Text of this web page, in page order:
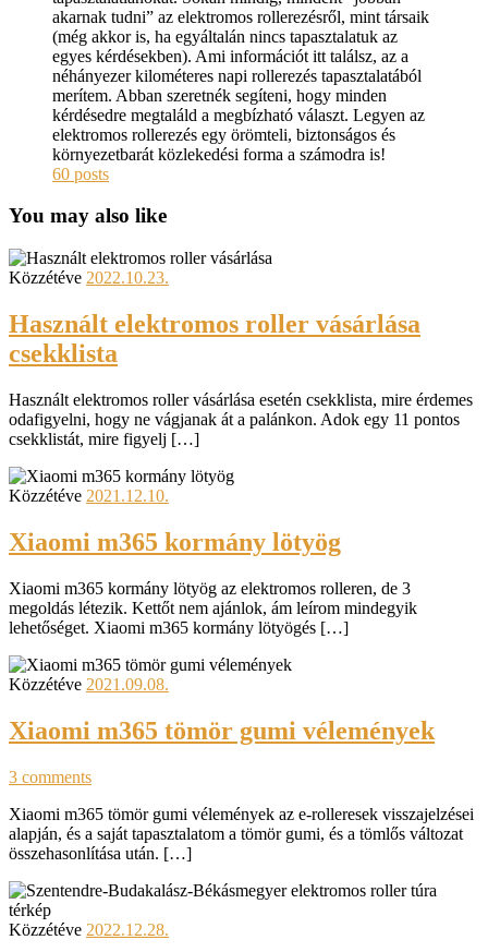
akarnak tudni” az elektromos rollerezésről, mint társaik
(még akkor is, ha egyáltalán nincs tapasztalatuk az
egyes kérdésekben). Ami információt itt találsz, az a
néhányezer kilométeres napi rollerezés tapasztalatából
merítem. Abban szeretnék segíteni, hogy minden
kérdésedre megtaláld a megbízható választ. Legyen az
elektromos rollerezés egy örömteli, biztonságos és
környezetbarát közlekedési forma a számodra is!
60 posts
You may also like
Közzétéve 2022.10.23.
Használt elektromos roller vásárlása
csekklista
Használt elektromos roller vásárlása esetén csekklista, mire érdemes
odafigyelni, hogy ne vágjanak át a palánkon. Adok egy 11 pontos
csekklistát, mire figyelj […]
Közzétéve 2021.12.10.
Xiaomi m365 kormány lötyög
Xiaomi m365 kormány lötyög az elektromos rolleren, de 3
megoldás létezik. Kettőt nem ajánlok, ám leírom mindegyik
lehetőséget. Xiaomi m365 kormány lötyögés […]
Közzétéve 2021.09.08.
Xiaomi m365 tömör gumi vélemények
3 comments
Xiaomi m365 tömör gumi vélemények az e-rolleresek visszajelzései
alapján, és a saját tapasztalatom a tömör gumi, és a tömlős változat
összehasonlítása után. […]
Közzétéve 2022.12.28.